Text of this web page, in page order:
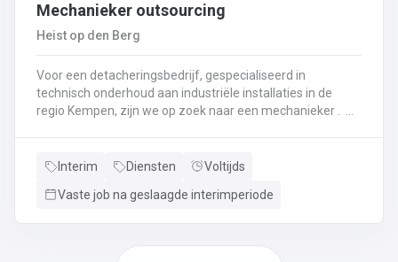
Mechanieker outsourcing
Heist op den Berg
Voor een detacheringsbedrijf, gespecialiseerd in
technisch onderhoud aan industriële installaties in de
regio Kempen, zijn we op zoek naar een mechanieker .
mechanisch onderhoud aan industriële installatiesHet
productiemachines continu kunnen blijven draaienHet
Interim Diensten
Voltijds
Vaste job na geslaagde interimperiode